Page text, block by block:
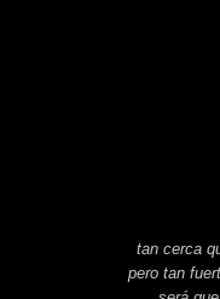
tan cerca
pero tan